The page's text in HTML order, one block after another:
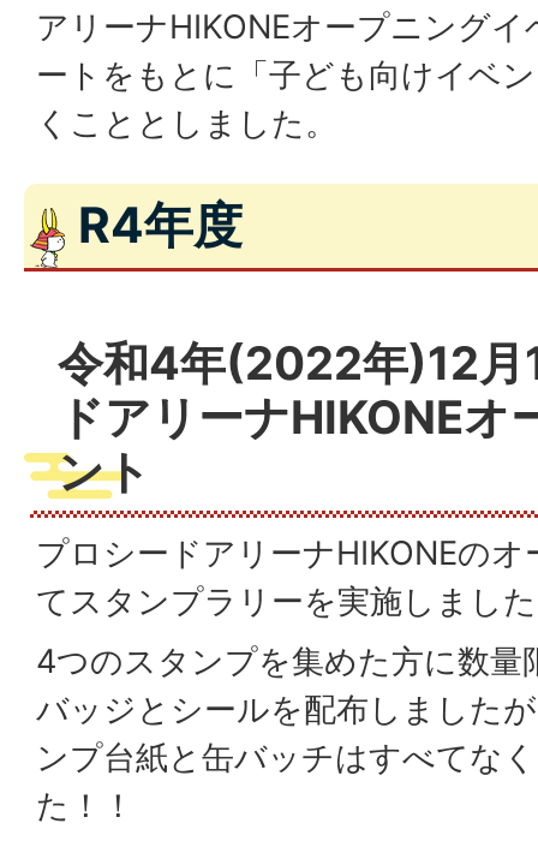
アリーナHIKONEオープニング
ートをもとに「子ども向けイベ
くこととしました。
R4年度
令和4年(2022年)12月
ドアリーナHIKONEオ
ント
プロシードアリーナHIKONEの
てスタンプラリーを実施しまし
4つのスタンプを集めた方に数量
バッジとシールを配布しました
ンプ台紙と缶バッチはすべてな
た！！